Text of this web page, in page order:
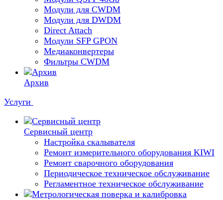
Модули для CWDM
Модули для DWDM
Direct Attach
Модули SFP GPON
Медиаконвертеры
Фильтры CWDM
Архив
Услуги
Сервисный центр
Настройка скалывателя
Ремонт измерительного оборудования KIWI
Ремонт сварочного оборудования
Периодическое техническое обслуживание
Регламентное техническое обслуживание